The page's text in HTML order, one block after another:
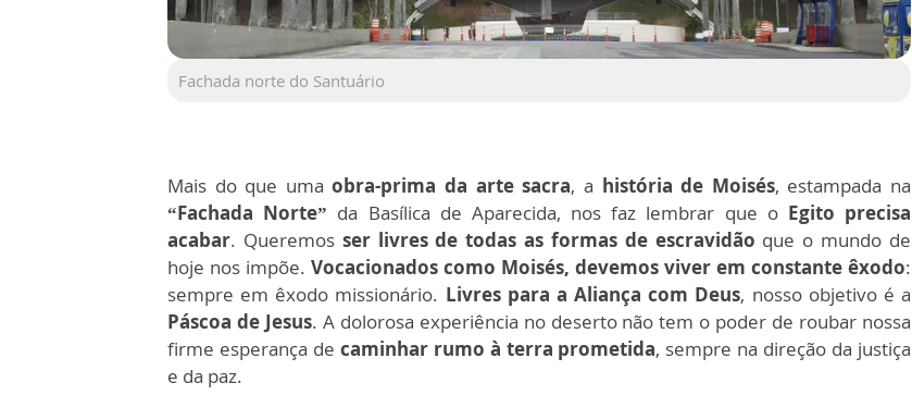
Fachada norte do Santuário
Mais do que umaobra-prima da arte sacra, a história de Moisés, estampada na
“Fachada Norte” da Basílica de Aparecida, nos faz lembrar que oEgito precisa
acabar. Queremos ser livres de todas as formas de escravidão que o mundo de
hoje nos impõe. Vocacionados como Moisés, devemos viver em constante êxodo:
sempre em êxodo missionário. Livres para a Aliança com Deus, nosso objetivo é a
Páscoa de Jesus. A dolorosa experiência no deserto não tem o poder de roubar nossa
firme esperança de caminhar rumo à terra prometida, sempre na direção da justiça
e da paz.